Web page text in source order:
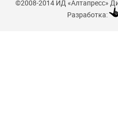
©2008-2014 ИД «Алтапресс»
Разработка: